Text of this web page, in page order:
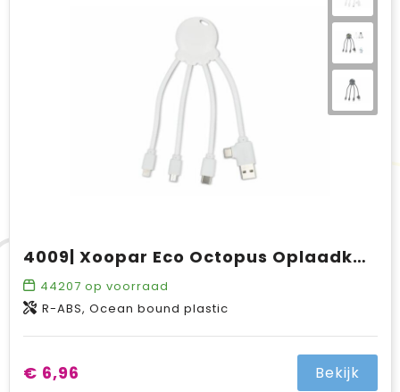
4009| Xoopar Eco Octopus Oplaadkabel Ocean Bound Plastic
44207 op voorraad
R-ABS, Ocean bound plastic
€ 6,96 Bekijk